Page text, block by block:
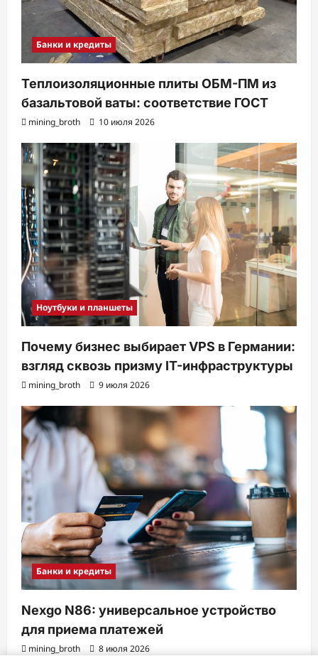
Банки и кредиты
Теплоизоляционные плиты ОБМ-ПМ из
базальтовой ваты: соответствие ГОСТ
mining_broth 10 июля 2026
Ноутбуки и планшеты
Почему бизнес выбирает VPS в Германии:
взгляд сквозь призму IT-инфраструктуры
mining_broth 9 июля 2026
Банки и кредиты
Nexgo N86: универсальное устройство
для приема платежей
mining_broth 8 июля 2026